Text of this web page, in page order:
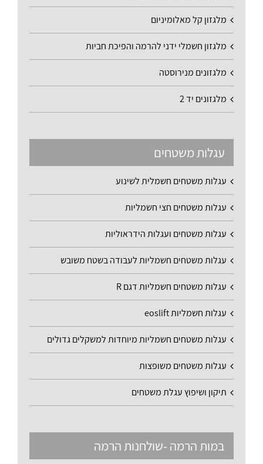
מלגזון קל מאלומיניום
מלגזון חשמלי ידני להרמה והפיכת חביות
מלגזונים מנירוסטה
מלגזונים יד 2
עגלות משטחים
עגלות משטחים חשמלית לשינוע
עגלות משטחים חצי חשמליות
עגלות משטחים ועגלות הידראוליות
עגלות משטחים חשמליות לעבודה בשטח משובש
עגלות משטחים חשמליות דגם R
עגלות חשמליות eoslift
עגלות משטחים חשמליות מיוחדות למשקלים גדולים
עגלות משטחים משופצות
תיקון ושיפוץ עגלת משטחים
במות הרמה -שולחנות הרמה